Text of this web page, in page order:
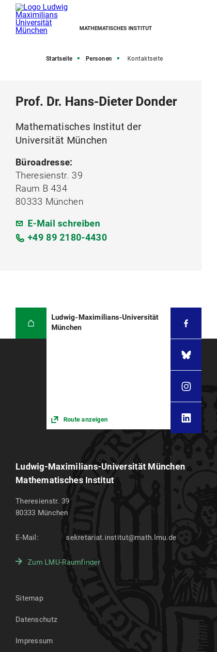
MATHEMATISCHES INSTITUT
Startseite Personen Kontaktseite
Prof. Dr. Hans-Dieter Donder
Mathematisches Institut der
Universität München
Büroadresse:
Theresienstr. 39
Raum B 434
80333 München
E-Mail schreiben
+49 89 2180-4430
Ludwig-Maximilians-Universität
München
Route anzeigen
Ludwig-Maximilians-Universität München
Mathematisches Institut
Theresienstr. 39
80333 München
E-Mail: sekretariat.institut@math.lmu.de
Zum LMU-Raumfinder
Sitemap
Datenschutz
Impressum